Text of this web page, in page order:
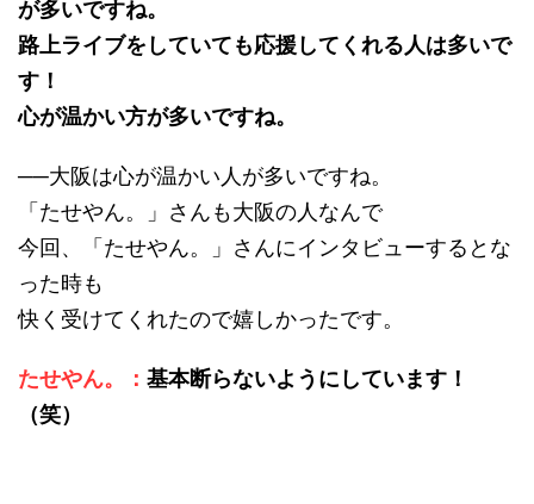
が多いですね。
路上ライブをしていても応援してくれる人は多いで
す！
心が温かい方が多いですね。
──大阪は心が温かい人が多いですね。
「たせやん。」さんも大阪の人なんで
今回、「たせやん。」さんにインタビューするとな
った時も
快く受けてくれたので嬉しかったです。
たせやん。： 基本断らないようにしています！
（笑）